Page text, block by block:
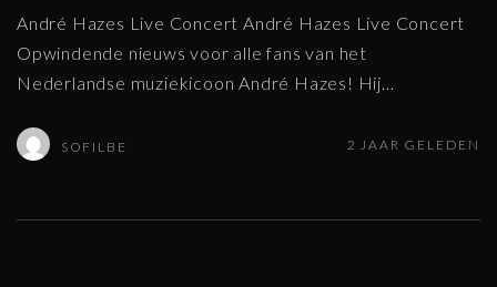
André Hazes Live Concert André Hazes Live Concert
Opwindende nieuws voor alle fans van het
Nederlandse muziekicoon André Hazes! Hij…
SOFILBE 2 JAAR GELEDEN